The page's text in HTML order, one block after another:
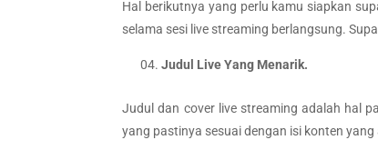
Hal berikutnya yang perlu kamu siapkan
selama sesi live streaming berlangsung.
Judul Live Yang Menarik.
Judul dan cover live streaming adalah hal
yang pastinya sesuai dengan isi konten